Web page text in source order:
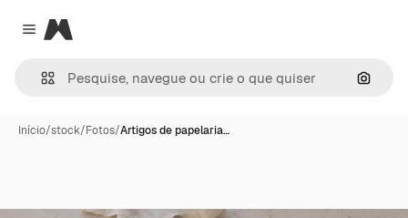
Close menu
Magnific
Início/stock/Fotos/Artigos de papelaria…